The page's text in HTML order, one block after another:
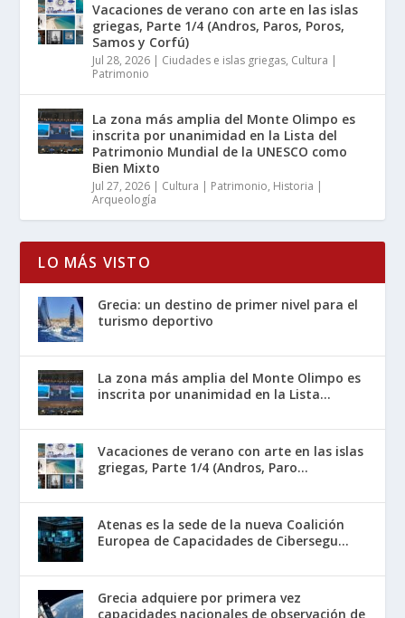
Vacaciones de verano con arte en las islas
griegas, Parte 1/4 (Andros, Paros, Poros,
Samos y Corfú)
Jul 28, 2026 | Ciudades e islas griegas, Cultura |
Patrimonio
La zona más amplia del Monte Olimpo es
inscrita por unanimidad en la Lista del
Patrimonio Mundial de la UNESCO como
Bien Mixto
Jul 27, 2026 | Cultura | Patrimonio, Historia |
Arqueología
LO MÁS VISTO
Grecia: un destino de primer nivel para el
turismo deportivo
La zona más amplia del Monte Olimpo es
inscrita por unanimidad en la Lista...
Vacaciones de verano con arte en las islas
griegas, Parte 1/4 (Andros, Paro...
Atenas es la sede de la nueva Coalición
Europea de Capacidades de Cibersegu...
Grecia adquiere por primera vez
capacidades nacionales de observación de